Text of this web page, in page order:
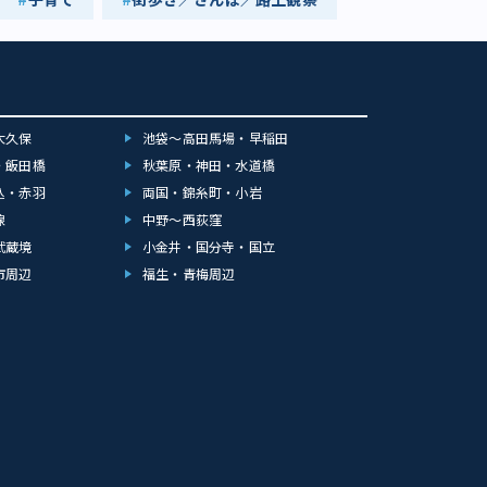
久保
池袋～高田馬場・早稲田
飯田橋
秋葉原・神田・水道橋
・赤羽
両国・錦糸町・小岩
中野～西荻窪
蔵境
小金井・国分寺・国立
周辺 福生・青梅周辺